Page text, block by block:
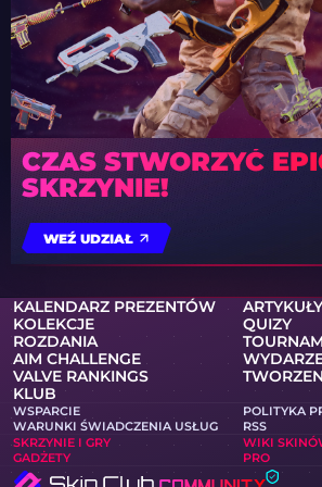
CZAS STWORZYĆ
SKRZYNIE!
WEŹ UDZIAŁ
KALENDARZ PREZENTÓW
ARTYKUŁY
KOLEKCJE
QUIZY
ROZDANIA
AIM CHALLENGE
VALVE RANKINGS
KLUB
WSPARCIE
POLITYKA
WARUNKI ŚWIADCZENIA USŁUG
RSS
SKRZYNIE I GRY
WIKI
GADŻETY
PRO